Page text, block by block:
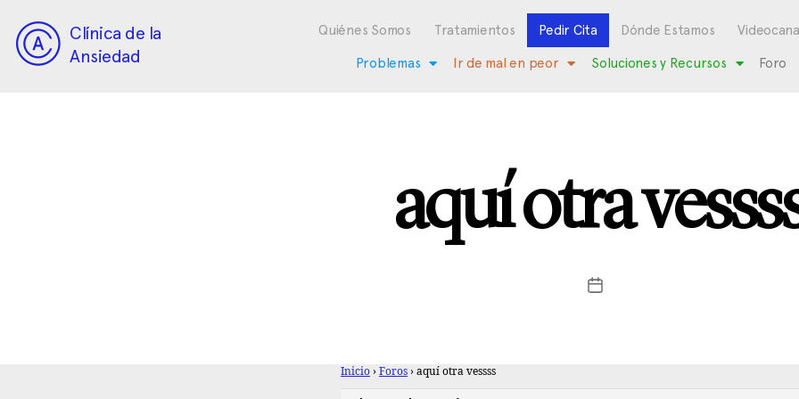
Clínica de la
Ansiedad
Quiénes Somos Tratamientos Pedir Cita Dónde Estamos
Problemas Ir de mal en peor Soluciones y Recursos Foro
aquí otra
Inicio › Foros › aquí otra vessss